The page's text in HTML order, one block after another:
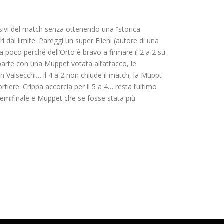
del match senza ottenendo una “storica
limite. Pareggi un super Fileni (autore di una
perché dell’Orto è bravo a firmare il 2 a 2 su
con una Muppet votata all’attacco, le
Valsecchi… il 4 a 2 non chiude il match, la Muppt
Crippa accorcia per il 5 a 4… resta l’ultimo
e Muppet che se fosse stata più